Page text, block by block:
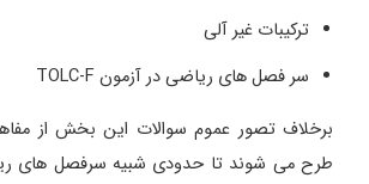
ترکیبات غیر آلی
سر فصل های ریاضی در آزمون TOLC-F
برخلاف تصور عموم سوالات این بخش از
طرح می شوند تا حدودی شبیه سرفصل های